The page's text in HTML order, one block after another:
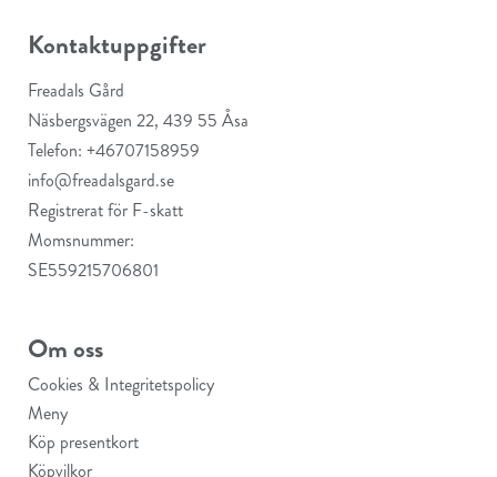
Kontaktuppgifter
Freadals Gård
Näsbergsvägen 22, 439 55 Åsa
Telefon: +46707158959
info@freadalsgard.se
Registrerat för F-skatt
Momsnummer:
SE559215706801
Om oss
Cookies & Integritetspolicy
Meny
Köp presentkort
Köpvilkor